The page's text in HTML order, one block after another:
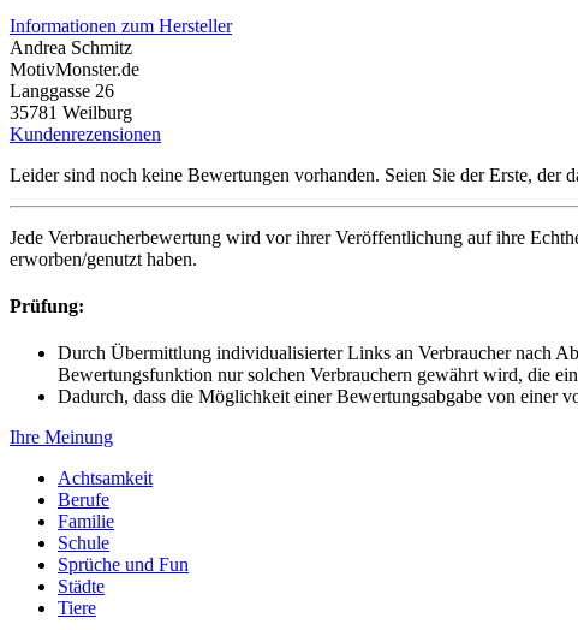
Informationen zum Hersteller
Andrea Schmitz
MotivMonster.de
Langgasse 26
35781 Weilburg
Kundenrezensionen
Leider sind noch keine Bewertungen vorhanden. Seien Sie der Erste, der
Jede Verbraucherbewertung wird vor ihrer Veröffentlichung auf ihre
erworben/genutzt haben.
Prüfung:
Durch Übermittlung individualisierter Links an Verbraucher nach
Bewertungsfunktion nur solchen Verbrauchern gewährt wird, die
Dadurch, dass die Möglichkeit einer Bewertungsabgabe von einer
Ihre Meinung
Achtsamkeit
Berufe
Familie
Schule
Sprüche und Fun
Städte
Tiere